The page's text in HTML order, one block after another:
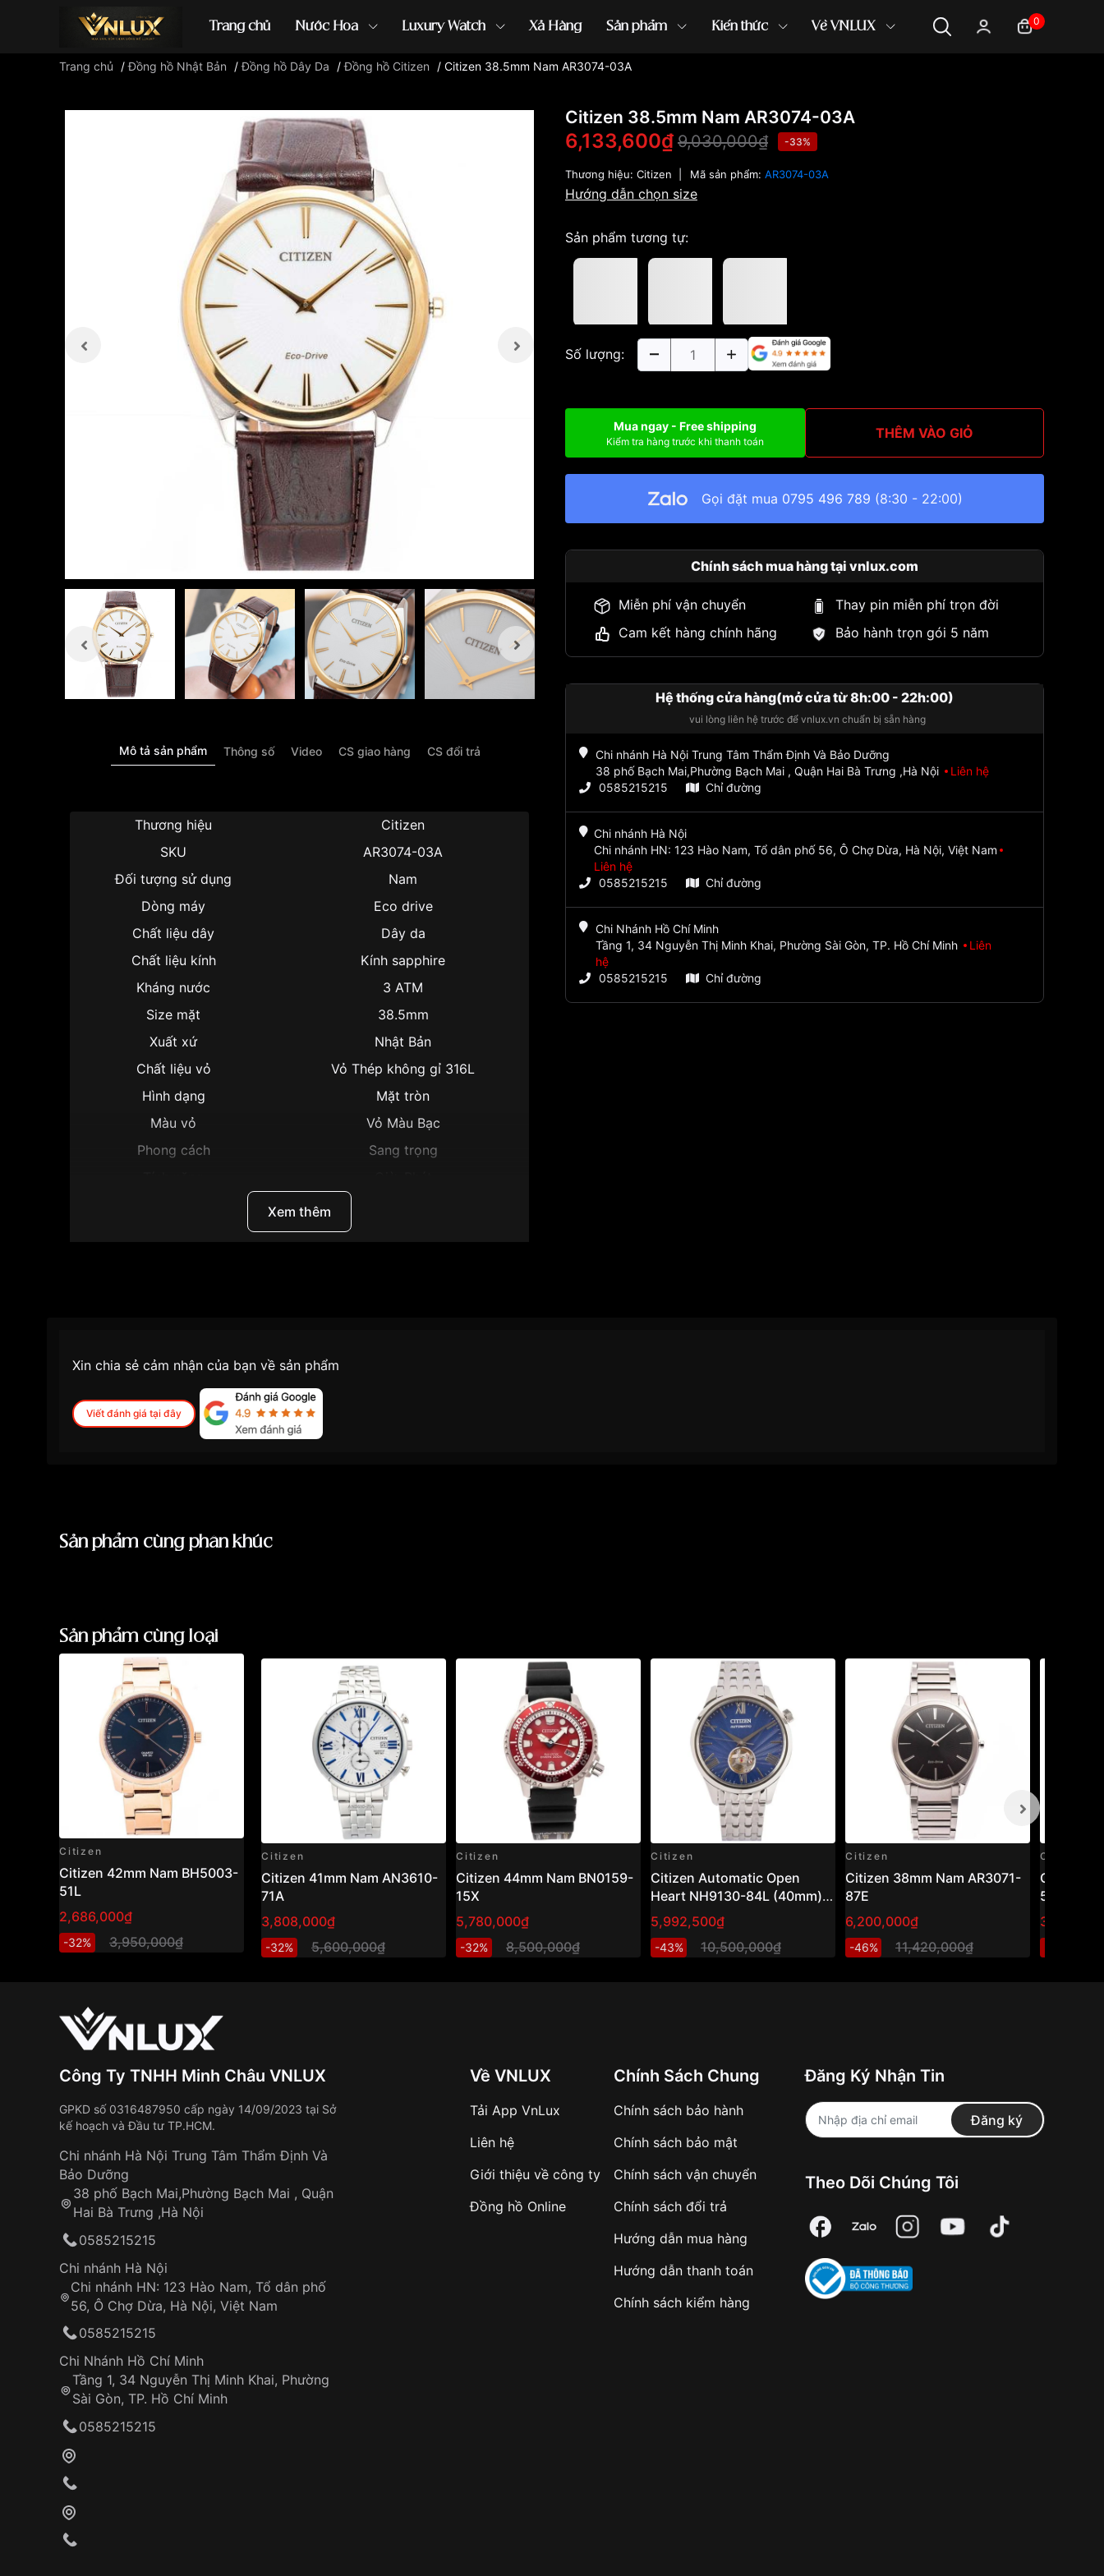
Trang chủ Nước Hoa Luxury Watch Xả Hàng Sản phẩm Kiến thức Về VNLUX 0
Đồng hồ casio đồng hồ G-Shock đồng hồ Orient ...
Trang chủ /Đồng hồ Nhật Bản /Đồng hồ Dây Da /Đồng hồ Citizen / Citizen 38.5mm Nam AR3074-03A
Mô tả sản phẩm Thông số Video CS giao hàng CS đổi trả
Thương hiệu
Citizen
SKU
AR3074-03A
Đối tượng sử dụng
Nam
Dòng máy
Eco drive
Chất liệu dây
Dây da
Chất liệu kính
Kính sapphire
Kháng nước
3 ATM
Size mặt
38.5mm
Xuất xứ
Nhật Bản
Chất liệu vỏ
Vỏ Thép không gỉ 316L
Hình dạng
Mặt tròn
Màu vỏ
Vỏ Màu Bạc
Phong cách
Sang trọng
Xem thêm
Citizen 38.5mm Nam AR3074-03A
6,133,600₫ 9,030,000₫ -33%
Thương hiệu: Citizen Mã sản phẩm: AR3074-03A
Hướng dẫn chọn size
Sản phẩm tương tự:
Số lượng:
Mua ngay - Free shipping
Kiểm tra hàng trước khi thanh toán THÊM VÀO GIỎ
Gọi đặt mua 0795 496 789 (8:30 - 22:00)
Chính sách mua hàng tại vnlux.com
Miễn phí vận chuyển
Thay pin miễn phí trọn đời
Cam kết hàng chính hãng
Bảo hành trọn gói 5 năm
Hệ thống cửa hàng(mở cửa từ 8h:00 - 22h:00)
vui lòng liên hệ trước để vnlux.vn chuẩn bị sẵn hàng
Chi nhánh Hà Nội Trung Tâm Thẩm Định Và Bảo Dưỡng
38 phố Bạch Mai,Phường Bạch Mai , Quận Hai Bà Trưng ,Hà Nội
Liên hệ
0585215215
Chỉ đường
Chi nhánh Hà Nội
Chi nhánh HN: 123 Hào Nam, Tổ dân phố 56, Ô Chợ Dừa, Hà Nội, Việt Nam
Liên hệ
0585215215
Chỉ đường
Chi Nhánh Hồ Chí Minh
Tầng 1, 34 Nguyễn Thị Minh Khai, Phường Sài Gòn, TP. Hồ Chí Minh
Liên
hệ
0585215215
Chỉ đường
Xin chia sẻ cảm nhận của bạn về sản phẩm
Viết đánh giá tại đây
Sản phẩm cùng phân khúc
Sản phẩm cùng loại
Citizen
Citizen 42mm Nam BH5003-
51L
2,686,000₫
-32% 3,950,000₫
Citizen
Citizen 41mm Nam AN3610-
71A
3,808,000₫
-32% 5,600,000₫
Citizen
Citizen 44mm Nam BN0159-
15X
5,780,000₫
-32% 8,500,000₫
Citizen
Citizen Automatic Open
Heart NH9130-84L (40mm) –
Đồng hồ nam cơ hở tim, mặt
xanh sang trọng
5,992,500₫
-43% 10,500,000₫
Citizen
Citizen 38mm Nam AR3071-
87E
6,200,000₫
-46% 11,420,000₫
Citizen
Citizen
58A
Công Ty TNHH Minh Châu VNLUX
GPKD số 0316487950 cấp ngày 14/09/2023 tại Sở
kế hoạch và Đầu tư TP.HCM.
Chi nhánh Hà Nội Trung Tâm Thẩm Định Và
Bảo Dưỡng
38 phố Bạch Mai,Phường Bạch Mai , Quận
Hai Bà Trưng ,Hà Nội
0585215215
Chi nhánh Hà Nội
Chi nhánh HN: 123 Hào Nam, Tổ dân phố
56, Ô Chợ Dừa, Hà Nội, Việt Nam
0585215215
Chi Nhánh Hồ Chí Minh
Tầng 1, 34 Nguyễn Thị Minh Khai, Phường
Sài Gòn, TP. Hồ Chí Minh
0585215215
Về VNLUX
Tải App VnLux
Liên hệ
Giới thiệu về công ty
Đồng hồ Online
Chính Sách Chung
Chính sách bảo hành
Chính sách bảo mật
Chính sách vận chuyển
Chính sách đổi trả
Hướng dẫn mua hàng
Hướng dẫn thanh toán
Chính sách kiểm hàng
Đăng Ký Nhận Tin
Đăng ký
Theo Dõi Chúng Tôi